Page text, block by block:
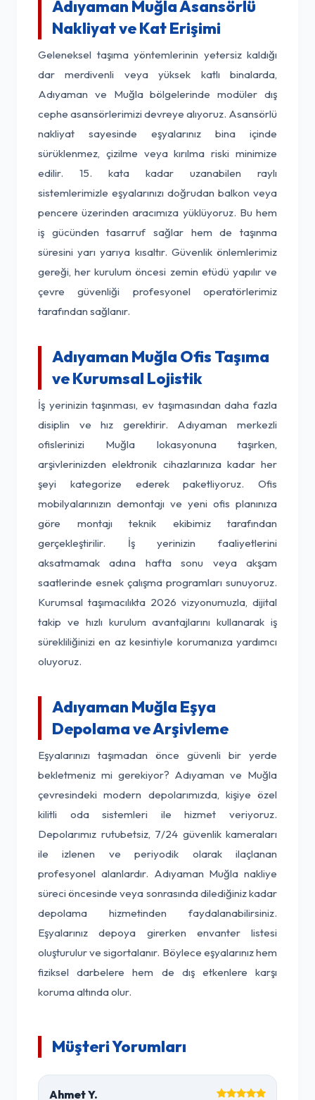
Adıyaman Muğla Asansörlü
Nakliyat ve Kat Erişimi
Geleneksel taşıma yöntemlerinin yetersiz kaldığı
dar merdivenli veya yüksek katlı binalarda,
Adıyaman ve Muğla bölgelerinde modüler dış
cephe asansörlerimizi devreye alıyoruz. Asansörlü
nakliyat sayesinde eşyalarınız bina içinde
sürüklenmez, çizilme veya kırılma riski minimize
edilir. 15. kata kadar uzanabilen raylı
sistemlerimizle eşyalarınızı doğrudan balkon veya
pencere üzerinden aracımıza yüklüyoruz. Bu hem
iş gücünden tasarruf sağlar hem de taşınma
süresini yarı yarıya kısaltır. Güvenlik önlemlerimiz
gereği, her kurulum öncesi zemin etüdü yapılır ve
çevre güvenliği profesyonel operatörlerimiz
tarafından sağlanır.
Adıyaman Muğla Ofis Taşıma
ve Kurumsal Lojistik
İş yerinizin taşınması, ev taşımasından daha fazla
disiplin ve hız gerektirir. Adıyaman merkezli
ofislerinizi Muğla lokasyonuna taşırken,
arşivlerinizden elektronik cihazlarınıza kadar her
şeyi kategorize ederek paketliyoruz. Ofis
mobilyalarınızın demontajı ve yeni ofis planınıza
göre montajı teknik ekibimiz tarafından
gerçekleştirilir. İş yerinizin faaliyetlerini
aksatmamak adına hafta sonu veya akşam
saatlerinde esnek çalışma programları sunuyoruz.
Kurumsal taşımacılıkta 2026 vizyonumuzla, dijital
takip ve hızlı kurulum avantajlarını kullanarak iş
sürekliliğinizi en az kesintiyle korumanıza yardımcı
oluyoruz.
Adıyaman Muğla Eşya
Depolama ve Arşivleme
Eşyalarınızı taşımadan önce güvenli bir yerde
bekletmeniz mi gerekiyor? Adıyaman ve Muğla
çevresindeki modern depolarımızda, kişiye özel
kilitli oda sistemleri ile hizmet veriyoruz.
Depolarımız rutubetsiz, 7/24 güvenlik kameraları
ile izlenen ve periyodik olarak ilaçlanan
profesyonel alanlardır. Adıyaman Muğla nakliye
süreci öncesinde veya sonrasında dilediğiniz kadar
depolama hizmetinden faydalanabilirsiniz.
Eşyalarınız depoya girerken envanter listesi
oluşturulur ve sigortalanır. Böylece eşyalarınız hem
fiziksel darbelere hem de dış etkenlere karşı
koruma altında olur.
Müşteri Yorumları
Ahmet Y.